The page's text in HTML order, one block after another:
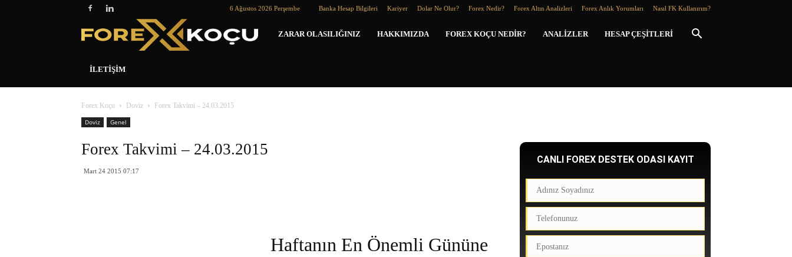
6 Ağustos 2026 Perşembe Banka Hesap Bilgileri Kariyer Dolar Ne Olur? Forex Nedir? Forex Altın Analizleri Forex Anlık Yorumları Nasıl FK Kullanırım?
Forex
ZARAR OLASILIĞINIZ HAKKIMIZDA FOREX KOÇU NEDIR? ANALIZLER HESAP ÇEŞITLERI
İLETIŞIM
Forex Koçu Doviz
Forex Takvimi – 24.03.2015
Doviz
Genel
Forex Takvimi – 24.03.2015
Mart 24 2015 07:17
Haftanın En Önemli Gününe
CANLI FOREX DESTEK ODASI KAYIT